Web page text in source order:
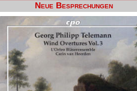
Neue Besprechungen